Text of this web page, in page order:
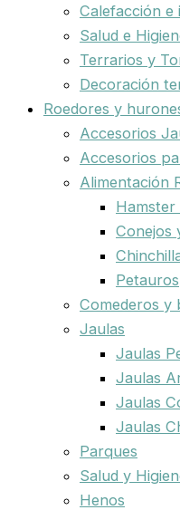
Calefacción e
Salud e
Terrarios y
Decoración
Roedores y
Accesorios
Accesorios
Alimentación
Hamster
Conejos
Petauros
Comederos y
Jaulas
Jaulas
Jaulas
Jaulas
Jaulas
Parques
Salud y
Henos